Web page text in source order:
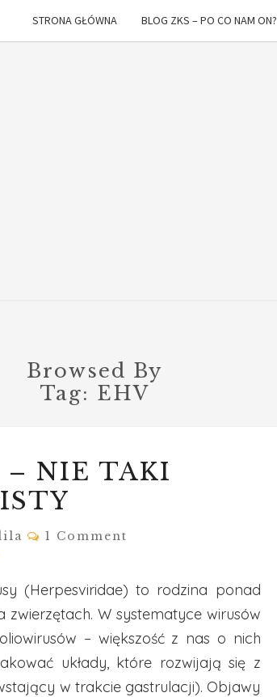
STRONA GŁÓWNA BLOG ZKS – PO CO NAM ON?
Browsed By
Tag: EHV
– NIE TAKI
Comments
1 Comment
(Herpesviridae) to rodzina ponad
W systematyce wirusów
– większość z nas o nich
układy, które rozwijają się z
w trakcie gastrulacji). Objawy